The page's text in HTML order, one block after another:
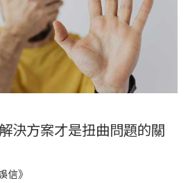
決方案才是扭曲問題的關
信》